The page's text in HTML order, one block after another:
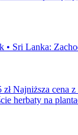
• Sri Lanka:
złNajniższa cena